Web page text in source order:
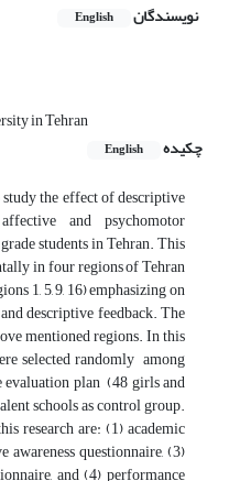
نویسندگان English
in Tehran
چکیده
English
the effect of descriptive
and psychomotor
students in Tehran. This
in four regions of Tehran
1, 5, 9, 16) emphasizing on
descriptive feedback. The
mentioned regions. In this
selected randomly among
plan (48 girls and
schools as control group.
research are: (1) academic
awareness questionnaire, (3)